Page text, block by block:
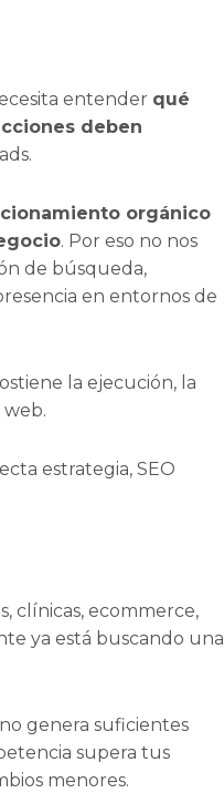
entender qué
deben
orgánico
. Por eso no nos
de búsqueda,
en entornos de
la ejecución, la
estrategia, SEO
clínicas, ecommerce,
ya está buscando una
genera suficientes
supera tus
menores.